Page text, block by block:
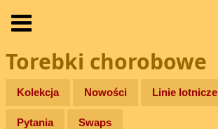
Torebki chorobowe
Kolekcja Nowości Linie lotnicze
Pytania Swaps